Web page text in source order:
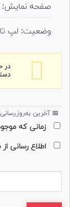
صفحه نمایش: 15.6″/ FHD/IPS
وضعیت: لپ
در
📅 آخرین
زمانی که
اطلاع رسانی